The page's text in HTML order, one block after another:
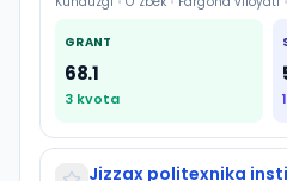
GRANT
68.1
3 kvota
Jizzax politexnika